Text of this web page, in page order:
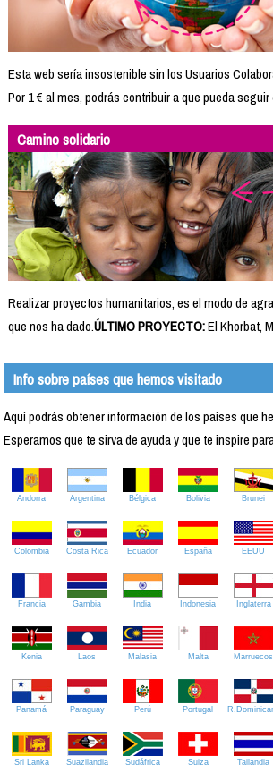
Esta web sería insostenible sin los Usuarios
Por 1 € al mes, podrás contribuir a que pueda seguir
Camino solidario
Realizar proyectos humanitarios, es el modo de
que nos ha dado.ÚLTIMO PROYECTO:El Khorbat,
Info sobre países que hemos visitado
Aquí podrás obtener información de los países que
Esperamos que te sirva de ayuda y que te inspire
Andorra Argentina Bélgica Bolivia Brunei
Colombia Costa Rica Ecuador España EEUU
Francia Gambia India Indonesia Inglaterra
Kenia Laos Malasia Malta Marruecos
Panamá Paraguay Perú Portugal
Sri Lanka Suazilandia Sudáfrica Suiza Tailandia